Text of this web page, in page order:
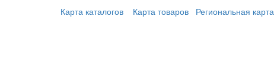
Карта каталогов
Карта товаров Региональная карта